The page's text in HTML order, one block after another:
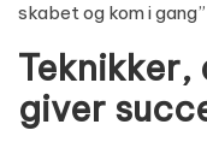
skabet og kom i
giver